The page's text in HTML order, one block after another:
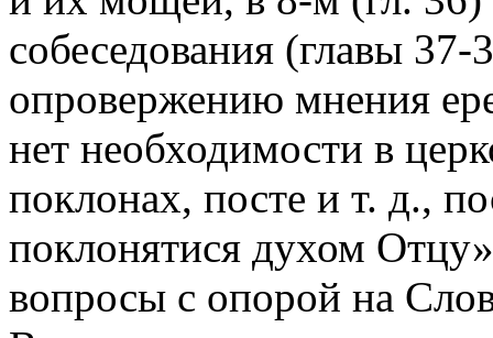
собеседования (главы
опровержению мнения
нет необходимости в
поклонах, посте и т. д.,
поклонятися духом
вопросы с опорой на